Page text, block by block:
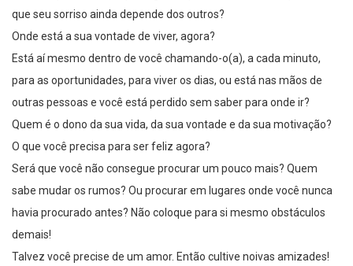
que seu sorriso ainda depende dos outros?
Onde está a sua vontade de viver, agora?
Está aí mesmo dentro de você chamando-o(a), a cada minuto,
para as oportunidades, para viver os dias, ou está nas mãos de
outras pessoas e você está perdido sem saber para onde ir?
Quem é o dono da sua vida, da sua vontade e da sua motivação?
O que você precisa para ser feliz agora?
Será que você não consegue procurar um pouco mais? Quem
sabe mudar os rumos? Ou procurar em lugares onde você nunca
havia procurado antes? Não coloque para si mesmo obstáculos
demais!
Talvez você precise de um amor. Então cultive noivas amizades!